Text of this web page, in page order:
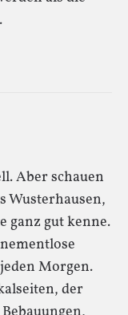
Aber schauen
Wusterhausen,
ganz gut kenne.
Morgen.
der